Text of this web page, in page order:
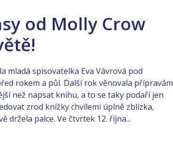
od Molly Crow
mladá spisovatelka Eva Vávrová pod
rokem a půl. Další rok věnovala přípravám
než napsat knihu, a to se taky podaří jen
zrod knížky chvílemi úplně zblízka,
držela palce. Ve čtvrtek 12. října...